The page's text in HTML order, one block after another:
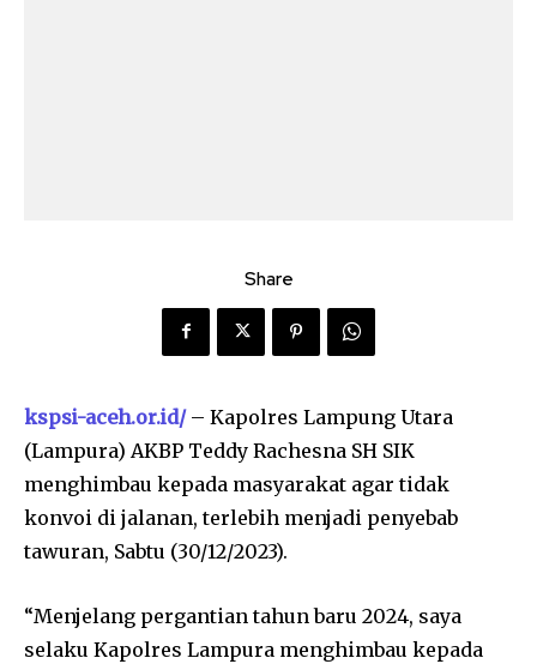
Share
kspsi-aceh.or.id/– Kapolres Lampung Utara
(Lampura) AKBP Teddy Rachesna SH SIK
menghimbau kepada masyarakat agar tidak
konvoi di jalanan, terlebih menjadi penyebab
tawuran, Sabtu (30/12/2023).
“Menjelang pergantian tahun baru 2024, saya
selaku Kapolres Lampura menghimbau kepada